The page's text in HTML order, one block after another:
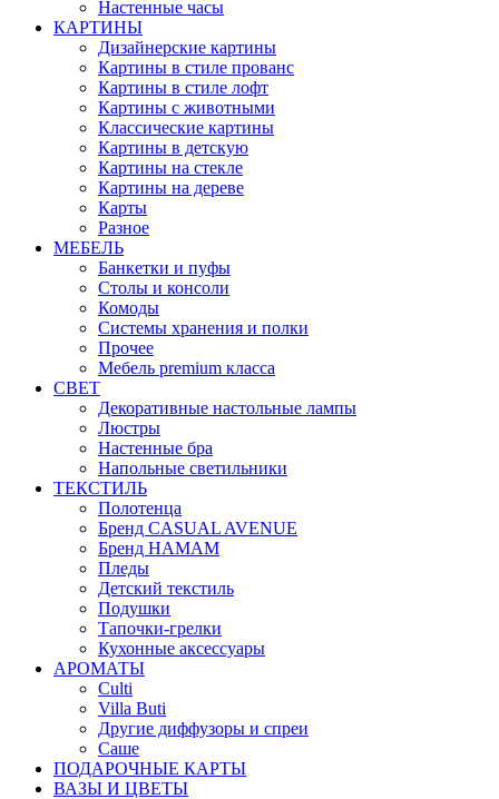
Настенные часы
КАРТИНЫ
Дизайнерские картины
Картины в стиле прованс
Картины в стиле лофт
Картины с животными
Классические картины
Картины в детскую
Картины на стекле
Картины на дереве
Карты
Разное
МЕБЕЛЬ
Банкетки и пуфы
Столы и консоли
Комоды
Системы хранения и полки
Прочее
Мебель premium класса
СВЕТ
Декоративные настольные лампы
Люстры
Настенные бра
Напольные светильники
ТЕКСТИЛЬ
Полотенца
Бренд CASUAL AVENUE
Бренд HAMAM
Пледы
Детский текстиль
Подушки
Тапочки-грелки
Кухонные аксессуары
АРОМАТЫ
Culti
Villa Buti
Другие диффузоры и спреи
Саше
ПОДАРОЧНЫЕ КАРТЫ
ВАЗЫ И ЦВЕТЫ